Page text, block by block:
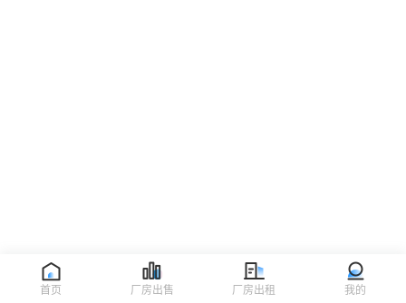
首页 厂房出售 厂房出租 我的